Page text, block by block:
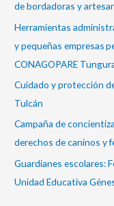
r
de bordadoras y
Herramientas
y pequeñas empresas
CONAGOPARE
Cuidado y protección
Tulcán
Campaña de
derechos de caninos y
Guardianes escolares:
Unidad Educativa